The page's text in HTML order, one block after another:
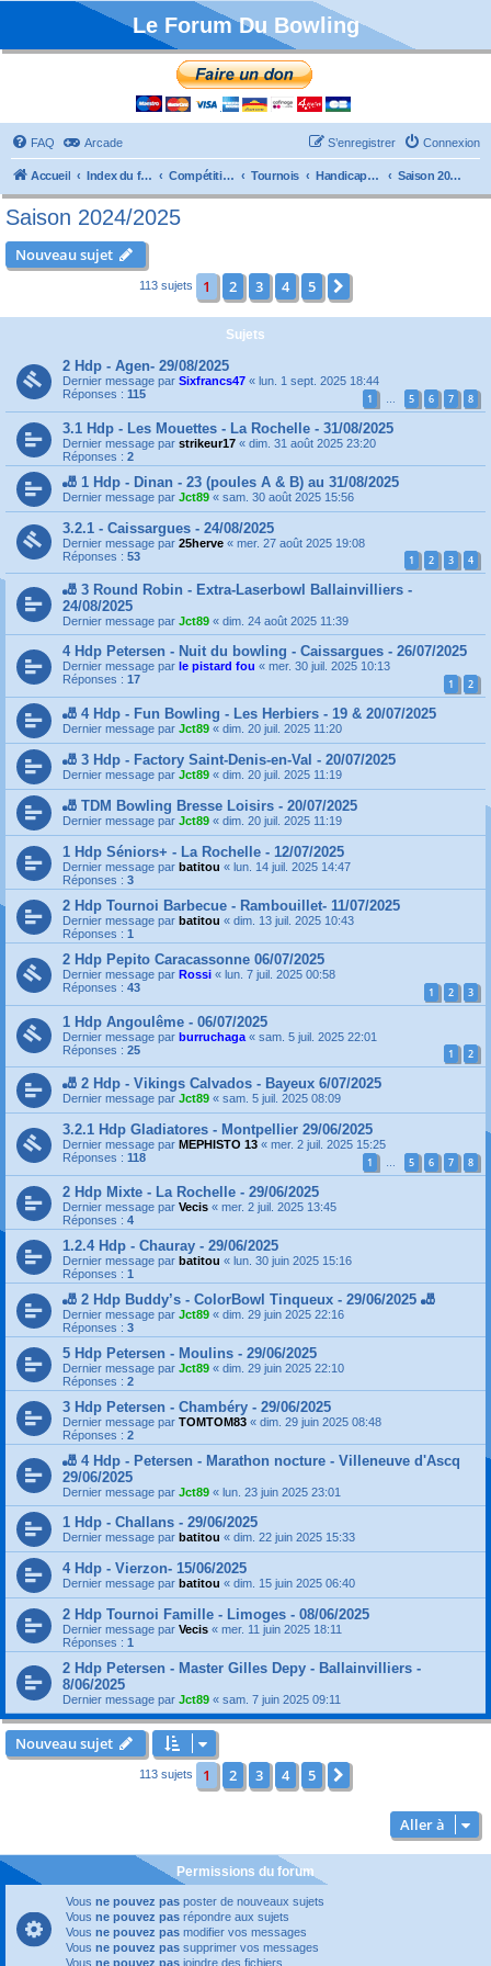
Le Forum Du Bowling
FAQ Arcade Connexion
S’enregistrer
Accueil Index du forum Compétitions Tournois Handicaps et TTMP Saison 2024/2025
Saison 2024/2025
Nouveau sujet
113 sujets 1 2 3 4 5
Sujets
2 Hdp - Agen- 29/08/2025
Dernier message par Sixfrancs47 « lun. 1 sept. 2025 18:44
Réponses : 115 1 … 5 6 7 8
3.1 Hdp - Les Mouettes - La Rochelle - 31/08/2025
Dernier message par strikeur17 « dim. 31 août 2025 23:20
Réponses : 2
🎳 1 Hdp - Dinan - 23 (poules A & B) au 31/08/2025
Dernier message par Jct89 « sam. 30 août 2025 15:56
3.2.1 - Caissargues - 24/08/2025
Dernier message par 25herve « mer. 27 août 2025 19:08
Réponses : 53 1 2 3 4
🎳 3 Round Robin - Extra-Laserbowl Ballainvilliers -
24/08/2025
Dernier message par Jct89 « dim. 24 août 2025 11:39
4 Hdp Petersen - Nuit du bowling - Caissargues - 26/07/2025
Dernier message par le pistard fou « mer. 30 juil. 2025 10:13
Réponses : 17 1 2
🎳 4 Hdp - Fun Bowling - Les Herbiers - 19 & 20/07/2025
Dernier message par Jct89 « dim. 20 juil. 2025 11:20
🎳 3 Hdp - Factory Saint-Denis-en-Val - 20/07/2025
Dernier message par Jct89 « dim. 20 juil. 2025 11:19
🎳 TDM Bowling Bresse Loisirs - 20/07/2025
Dernier message par Jct89 « dim. 20 juil. 2025 11:19
1 Hdp Séniors+ - La Rochelle - 12/07/2025
Dernier message par batitou « lun. 14 juil. 2025 14:47
Réponses : 3
2 Hdp Tournoi Barbecue - Rambouillet- 11/07/2025
Dernier message par batitou « dim. 13 juil. 2025 10:43
Réponses : 1
2 Hdp Pepito Caracassonne 06/07/2025
Dernier message par Rossi « lun. 7 juil. 2025 00:58
Réponses : 43 1 2 3
1 Hdp Angoulême - 06/07/2025
Dernier message par burruchaga « sam. 5 juil. 2025 22:01
Réponses : 25 1 2
🎳 2 Hdp - Vikings Calvados - Bayeux 6/07/2025
Dernier message par Jct89 « sam. 5 juil. 2025 08:09
3.2.1 Hdp Gladiatores - Montpellier 29/06/2025
Dernier message par MEPHISTO 13 « mer. 2 juil. 2025 15:25
Réponses : 118 1 … 5 6 7 8
2 Hdp Mixte - La Rochelle - 29/06/2025
Dernier message par Vecis « mer. 2 juil. 2025 13:45
Réponses : 4
1.2.4 Hdp - Chauray - 29/06/2025
Dernier message par batitou « lun. 30 juin 2025 15:16
Réponses : 1
🎳 2 Hdp Buddy’s - ColorBowl Tinqueux - 29/06/2025 🎳
Dernier message par Jct89 « dim. 29 juin 2025 22:16
Réponses : 3
5 Hdp Petersen - Moulins - 29/06/2025
Dernier message par Jct89 « dim. 29 juin 2025 22:10
Réponses : 2
3 Hdp Petersen - Chambéry - 29/06/2025
Dernier message par TOMTOM83 « dim. 29 juin 2025 08:48
Réponses : 2
🎳 4 Hdp - Petersen - Marathon nocture - Villeneuve d'Ascq
29/06/2025
Dernier message par Jct89 « lun. 23 juin 2025 23:01
1 Hdp - Challans - 29/06/2025
Dernier message par batitou « dim. 22 juin 2025 15:33
4 Hdp - Vierzon- 15/06/2025
Dernier message par batitou « dim. 15 juin 2025 06:40
2 Hdp Tournoi Famille - Limoges - 08/06/2025
Dernier message par Vecis « mer. 11 juin 2025 18:11
Réponses : 1
2 Hdp Petersen - Master Gilles Depy - Ballainvilliers -
8/06/2025
Dernier message par Jct89 « sam. 7 juin 2025 09:11
Nouveau sujet
113 sujets 1 2 3 4 5
Aller à
Permissions du forum
Vous ne pouvez pas poster de nouveaux sujets
Vous ne pouvez pas répondre aux sujets
Vous ne pouvez pas modifier vos messages
Vous ne pouvez pas supprimer vos messages
Vous ne pouvez pas joindre des fichiers